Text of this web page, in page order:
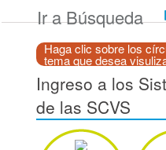
Ir a Búsqueda
Haga clic sobre los
tema que desea
Ingreso a los
de las SCVS